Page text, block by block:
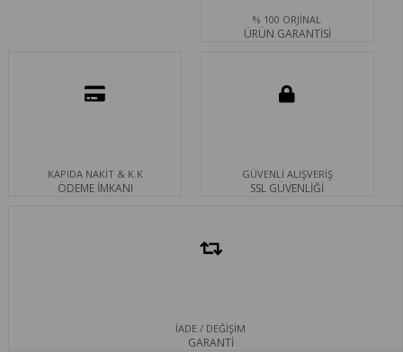
% 100 ORJİNAL
ÜRÜN GARANTİSİ
KAPIDA NAKİT & K.K
ÖDEME İMKANI
GÜVENLİ ALIŞVERİŞ
SSL GÜVENLİĞİ
İADE / DEĞİŞİM
GARANTİ